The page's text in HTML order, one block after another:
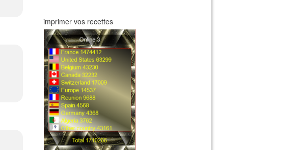
imprimer vos recettes